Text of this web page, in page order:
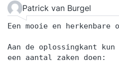
Patrick van Burgel
Een mooie en herkenbare
Aan de oplossingkant
een aantal zaken doen: